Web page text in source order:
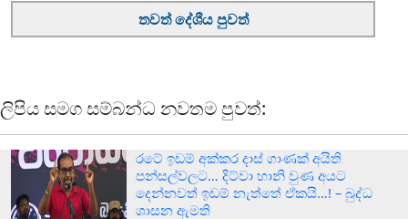
තවත් දේශීය පුවත්
ලිපිය සමග සම්බන්ධ නවතම පුවත්:
රටේ ඉඩම් අක්කර දාස් ගාණක් අයිති
පන්සල්වලට… දිට්වා හානි වුණ අයට
දෙන්නවත් ඉඩම් නැත්තේ ඒකයි…! – බුද්ධ
ශාසන ඇමති